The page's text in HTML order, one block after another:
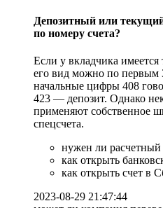
Депозитный или
по номеру счета?
Если у вкладчика имеется
его вид можно по первым
начальные цифры 408
423 — депозит. Однако
применяют собственное
спецсчета.
нужен ли расчетный
как открыть
как открыть счет в
2023-08-29 21:47:44